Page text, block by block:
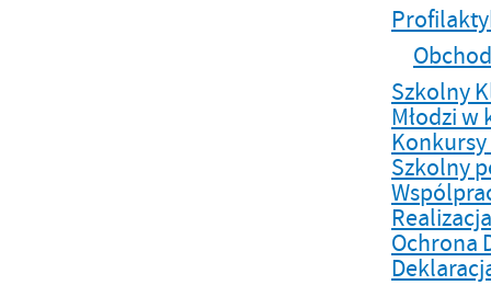
Szkolny
Młodzi
Szkolny
Ochrona